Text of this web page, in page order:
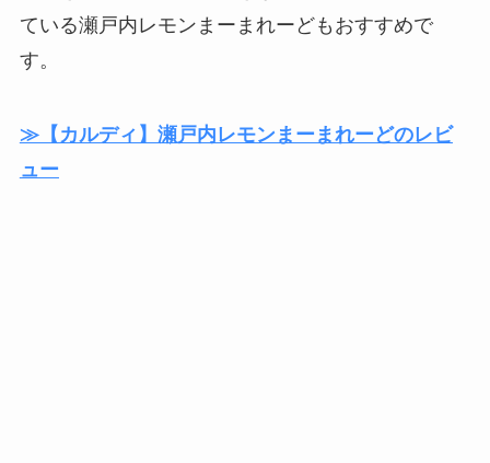
ている瀬戸内レモンまーまれーどもおすすめで
す。
≫【カルディ】瀬戸内レモンまーまれーどのレビ
ュー